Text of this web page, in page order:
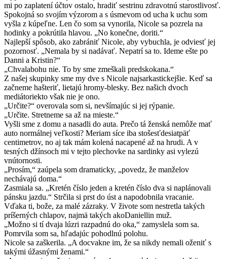
mi po zaplatení účtov ostalo, hradiť sestrinu zdravotnú starostlivosť.
Spokojná so svojím výzorom a s úsmevom od ucha k uchu som
vyšla z kúpeľne. Len čo som sa vynorila, Nicole sa pozrela na
hodinky a pokrútila hlavou. „No konečne, doriti.“
Najlepší spôsob, ako zabrániť Nicole, aby vybuchla, je odviesť jej
pozornosť. „Nemala by si nadávať. Nepatrí sa to. Ideme ešte po
Danni a Kristin?“
„Chvalabohu nie. To by sme zmeškali predskokana.“
Z našej skupinky sme my dve s Nicole najsarkastickejšie. Keď sa
začneme hašteriť, lietajú hromy-blesky. Bez našich dvoch
mediátoriekto však nie je ono.
„Určite?“ overovala som si, nevšímajúc si jej rýpanie.
„Určite. Stretneme sa až na mieste.“
Vyšli sme z domu a nasadli do auta. Prečo tá ženská nemôže mať
auto normálnej veľkosti? Meriam síce iba stošesťdesiatpäť
centimetrov, no aj tak mám kolená nacapené až na hrudi. A v
tesných džínsoch mi v tejto plechovke na sardinky asi vylezú
vnútornosti.
„Prosím,“ zaúpela som dramaticky, „povedz, že manželov
nechávajú doma.“
Zasmiala sa. „Kretén číslo jeden a kretén číslo dva si naplánovali
pánsku jazdu.“ Strčila si prst do úst a napodobnila vracanie.
Vďaka ti, bože, za malé zázraky. V živote som nestretla takých
príšerných chlapov, najmä takých akoDaniellin muž.
„Možno si tí dvaja lúzri razpadnú do oka,“ zamyslela som sa.
Pomrvila som sa, hľadajúc pohodlnú polohu.
Nicole sa zaškerila. „A docvakne im, že sa nikdy nemali oženiť s
takými úžasnými ženami.“